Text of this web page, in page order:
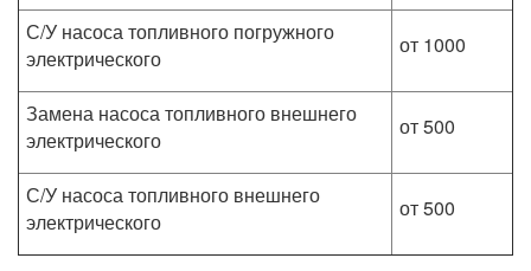
С/У насоса топливного погружного
электрического
от 1000
Замена насоса топливного внешнего
электрического
от 500
С/У насоса топливного внешнего
электрического
от 500